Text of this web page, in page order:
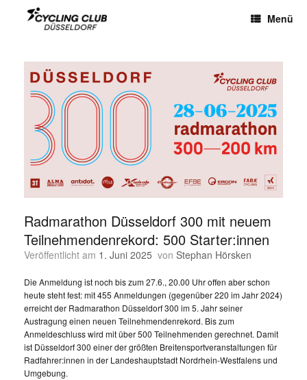
Menü
Radmarathon Düsseldorf 300 mit neuem
Teilnehmendenrekord: 500 Starter:innen
Veröffentlicht am 1. Juni 2025 von Stephan Hörsken
Die Anmeldung ist noch bis zum 27.6., 20.00 Uhr offen aber schon
heute steht fest: mit 455 Anmeldungen (gegenüber 220 im Jahr 2024)
erreicht der Radmarathon Düsseldorf 300 im 5. Jahr seiner
Austragung einen neuen Teilnehmendenrekord. Bis zum
Anmeldeschluss wird mit über 500 Teilnehmenden gerechnet. Damit
ist Düsseldorf 300 einer der größten Breitensportveranstaltungen für
Radfahrer:innen in der Landeshauptstadt Nordrhein-Westfalens und
Umgebung.